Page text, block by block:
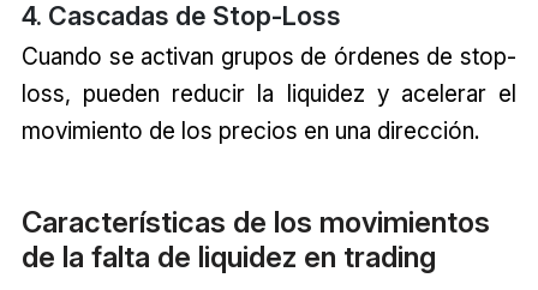
4. Cascadas de Stop-Loss
Cuando se activan grupos de órdenes de stop-
loss, pueden reducir la liquidez y acelerar el
movimiento de los precios en una dirección.
Características de los movimientos
de la falta de liquidez en trading